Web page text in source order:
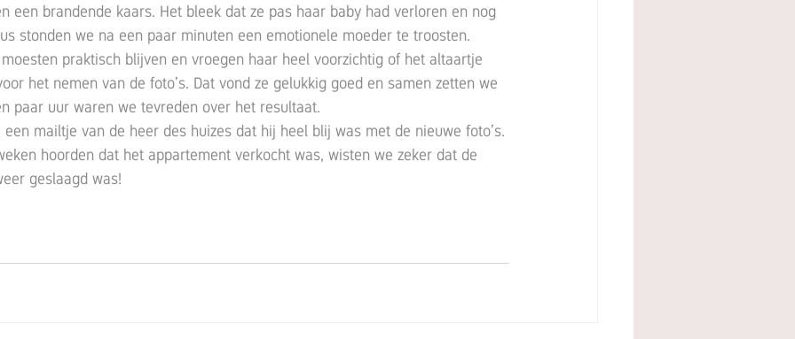
een brandende kaars. Het bleek dat ze pas haar baby had verloren en nog
stonden we na een paar minuten een emotionele moeder te troosten.
praktisch blijven en vroegen haar heel voorzichtig of het altaartje
het nemen van de foto’s. Dat vond ze gelukkig goed en samen zetten we
paar uur waren we tevreden over het resultaat.
een mailtje van de heer des huizes dat hij heel blij was met de nieuwe foto’s.
hoorden dat het appartement verkocht was, wisten we zeker dat de
geslaagd was!